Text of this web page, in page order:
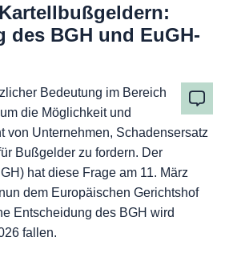
des BGH und EuGH-
Bedeutung im Bereich
die Möglichkeit und
von Unternehmen, Schadensersatz
Bußgelder zu fordern. Der
hat diese Frage am 11. März
dem Europäischen Gerichtshof
Entscheidung des BGH wird
fallen.